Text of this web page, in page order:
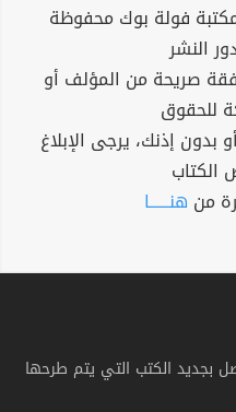
فولة بوك محفوظة
النشر
صريحة من المؤلف أو
للحقوق
إذنك، يرجى الإبلاغ
الكتاب
من هنــــــا
بجديد الكتب التي يتم طرحها